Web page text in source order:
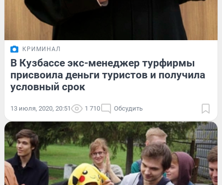
КРИМИНАЛ
В Кузбассе экс-менеджер турфирмы
присвоила деньги туристов и получила
условный срок
13 июля, 2020, 20:51 1 710 Обсудить